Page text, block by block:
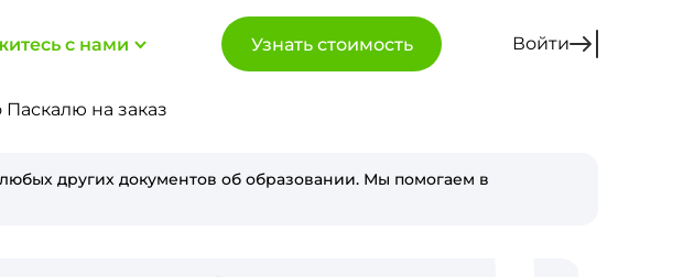
с нами Узнать стоимость Войти
на заказ
других документов об образовании. Мы помогаем в